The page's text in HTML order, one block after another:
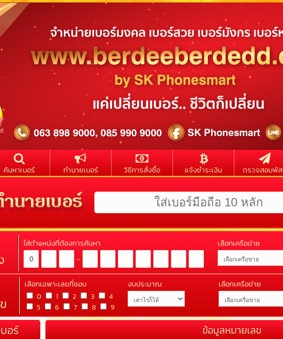
ค้นหาเบอร์ ทำนายเบอร์ วิธีการสั่งซื้อ แจ้งชำระเงิน ตรวจสอบพั
ใส่ตำแหน่งที่ต้องการค้นหา
-
เลือกเครือข่าย
เลือกเฉพาะเลขที่ชอบ
0 1 2 3
4
5
6 7 8 9
งบประมาณ เลือกเครือข่าย
อร์ ข้อมูลหมายเลข